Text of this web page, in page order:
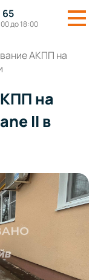
65
до 18:00
АКПП на
на
II в